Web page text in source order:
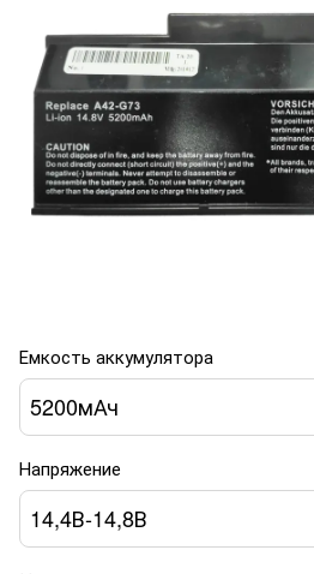
Емкость аккумулятора
5200мАч
Напряжение
14,4В-14,8В